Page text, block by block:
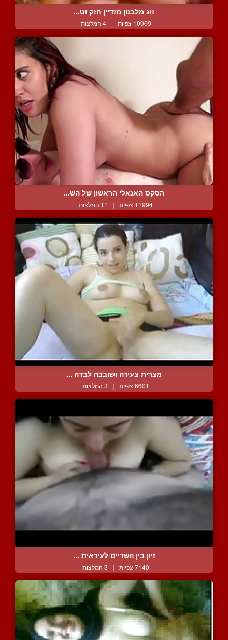
זוג מלבנון מזדיין חזק וט...
10069 צפיות | 4 המלצות
הסקס האנאלי הראשון של הש...
11994 צפיות | 11 המלצות
מצרית צעירה ושובבה לבדה ...
6601 צפיות | 3 המלצות
זיון בין השדיים לעיראית ...
7140 צפיות | 3 המלצות